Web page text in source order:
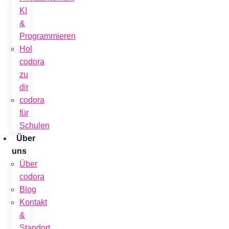
KI
&
Programmieren
Hol
codora
zu
dir
codora
für
Schulen
Über
uns
Über
codora
Blog
Kontakt
&